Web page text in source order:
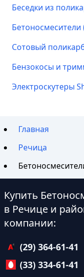
Беседки из
Сотовый
Бензокосы и
Электроскутеры
Главная
Речица
Купить
в Речице и
компании:
(29) 364-61-41
(33) 334-61-41